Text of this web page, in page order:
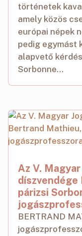
történetek
amely közös
európai népek
pedig egymást
alapvető
Sorbonne...
Az V.
díszvendége
párizsi
BERTRAND